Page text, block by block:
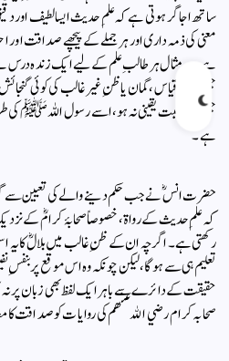
ساتھ اجاگر ہوتی ہے کہ علمِ حدیث ایسا لطیف اور
معنی کی ذمہ داری اور ہر جملے کے پیچھے صداقت اور
ہے۔ یہ مثال ہر طالبِ علم کے لیے ایک زندہ درس
جس میں قیاس، گمان یا ظنِ غیر غالب کی کوئی
جس کی نسبت یقینی نہ ہو، اسے رسول اللہ ﷺ
ہے۔
حضرت انسؓ نے جب حکم دینے والے کی تعیین سے
کہ علمِ حدیث کے رواۃ، خصوصاً صحابۂ کرامؓ کے
رکھتی ہے۔ اگرچہ ان کے ظنِ غالب میں بلالؓ کا
تعلیم ہی سے ہوگا، لیکن چونکہ وہ اس موقع پر
حقیقت کے دائرے سے باہر ایک لفظ بھی زبان پر
صحابہ كرام رضي الله عنهم کی روایات کو صداقت کا